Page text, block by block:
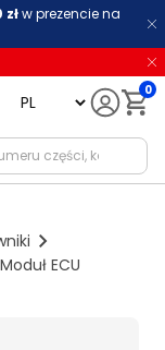
złw prezencie na
language 0
ECU